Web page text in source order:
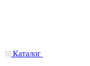
Каталог